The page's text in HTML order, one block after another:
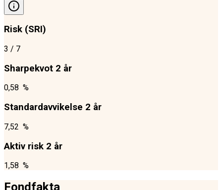
Risk (SRI)
3 / 7
Sharpekvot 2 år
0,58 %
Standardavvikelse 2 år
7,52 %
Aktiv risk 2 år
1,58 %
Fondfakta